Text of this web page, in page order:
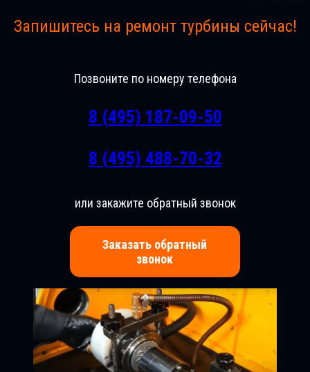
Запишитесь на ремонт турбины сейчас!
Позвоните по номеру телефона
8 (495) 187-09-50
8 (495) 488-70-32
или закажите обратный звонок
Заказать обратный
звонок